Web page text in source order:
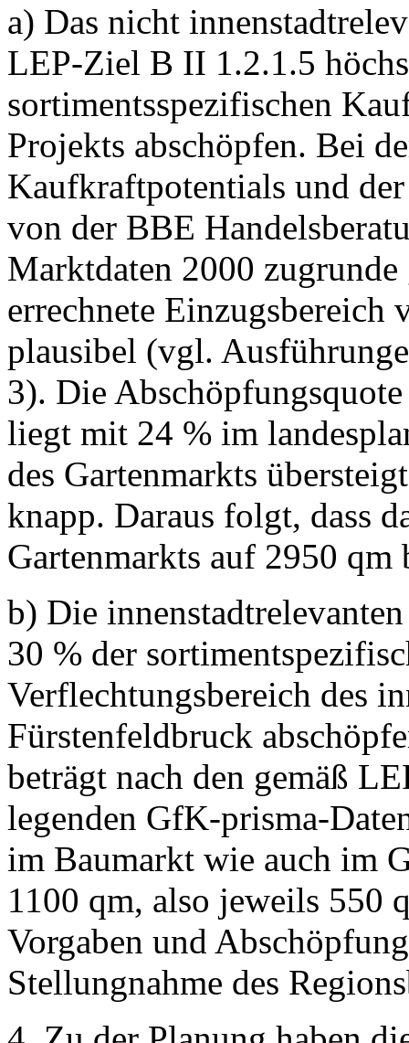
a) Das nicht
LEP-Ziel B II 1.2.1.5
sortimentsspezifischen
Projekts abschöpfen. Bei
Kaufkraftpotentials und
von der BBE
Marktdaten 2000
errechnete
plausibel (vgl.
3). Die
liegt mit 24 % im
des Gartenmarkts
knapp. Daraus folgt, dass
Gartenmarkts auf 2950 qm
b) Die
30 % der
Verflechtungsbereich des
Fürstenfeldbruck
beträgt nach den gemäß
legenden GfK-prisma-
im Baumarkt wie auch im
1100 qm, also jeweils 550
Vorgaben und
Stellungnahme des